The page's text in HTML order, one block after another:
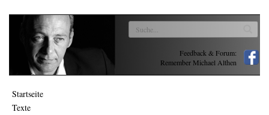
Feedback & Forum:
Remember Michael Althen
Startseite
Texte